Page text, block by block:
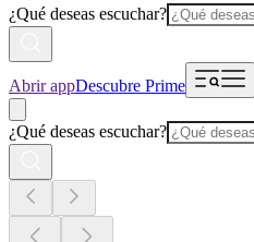
¿Qué deseas escuchar?
Abrir appDescubre Prime
¿Qué deseas escuchar?